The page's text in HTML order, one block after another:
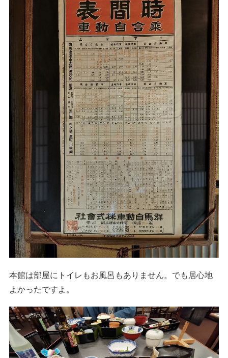
本館は部屋にトイレもお風呂もありません。でも居心地
よかったですよ。